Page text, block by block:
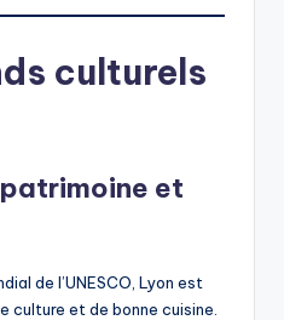
culturels
et
de l’UNESCO, Lyon est
culture et de bonne cuisine.